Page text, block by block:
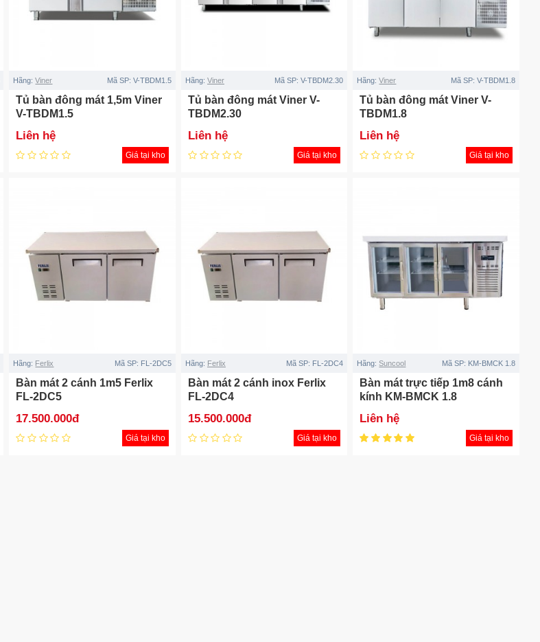
Hãng: Viner Mã SP: V-TBDM1.5
Tủ bàn đông mát 1,5m Viner
V-TBDM1.5
Liên hệ
Giá tại kho
Hãng: Viner Mã SP: V-TBDM2.30
Tủ bàn đông mát Viner V-
TBDM2.30
Liên hệ
Giá tại kho
Hãng: Viner Mã SP: V-TBDM1.8
Tủ bàn đông mát Viner V-
TBDM1.8
Liên hệ
Giá tại kho
Hãng: Ferlix Mã SP: FL-2DC5
Bàn mát 2 cánh 1m5 Ferlix
FL-2DC5
17.500.000đ
Giá tại kho
Hãng: Ferlix Mã SP: FL-2DC4
Bàn mát 2 cánh inox Ferlix
FL-2DC4
15.500.000đ
Giá tại kho
Hãng: Suncool Mã SP: KM-BMCK 1.8
Bàn mát trực tiếp 1m8 cánh
kính KM-BMCK 1.8
Liên hệ
Giá tại kho